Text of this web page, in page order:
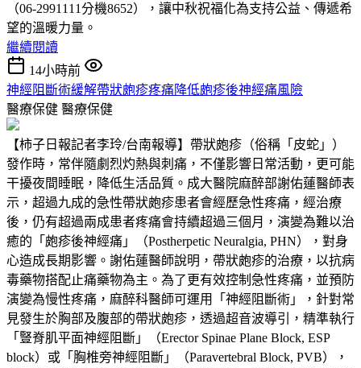
（06-2991111分機8652），讓中秋祝福化為支持公益、傳遞希
望的溫暖力量。
繼續閱讀
14小時前
神經阻斷術緩解帶狀皰疹疼痛降低皰疹後神經痛風險
醫療保健 醫療保健
【柿子日報記者李玲/台南報導】帶狀皰疹（俗稱「皮蛇」）
發作時，常伴隨劇烈灼熱與刺痛，不僅影響日常活動，更可能
干擾夜間睡眠，降低生活品質。成大醫院麻醉部謝佑蓮醫師表
示，超過九成的急性帶狀皰疹患者會經歷急性疼痛，經治療
後，仍有超過兩成患者疼痛會持續超過三個月，演變為難以治
癒的「皰疹後神經痛」（Postherpetic Neuralgia, PHN），對身
心造成長期影響。謝佑蓮醫師說明，帶狀皰疹的治療，以抗病
毒藥物搭配止痛藥物為主。為了更有效控制急性疼痛，並預防
演變為慢性疼痛，麻醉科醫師可運用「神經阻斷術」，針對常
見發生於胸部及腹部的帶狀皰疹，透過超音波導引，精準執行
「豎脊肌平面神經阻斷」（Erector Spinae Plane Block, ESP
block）或「胸椎旁神經阻斷」（Paravertebral Block, PVB），